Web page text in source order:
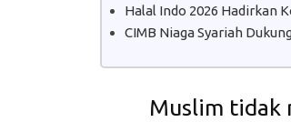
Halal Indo 2026 Hadirkan
CIMB Niaga Syariah
Muslim tidak